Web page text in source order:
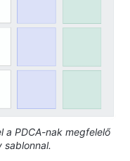
a PDCA-nak megfelelő
sablonnal.